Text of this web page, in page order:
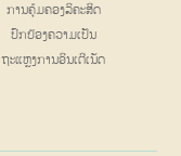
ການຄຸ້ມຄອງລິຄະສິດ
ປົກປ້ອງຄວາມເປັນ
ຖະແຫຼງການອິນເຕີເນັດ